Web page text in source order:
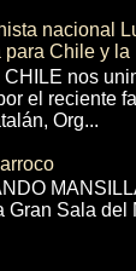
nacional
Chile y la
nos
el reciente
Org...
Gran Sala